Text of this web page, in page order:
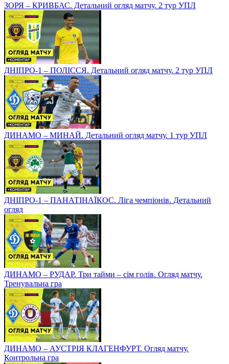
ЗОРЯ – КРИВБАС. Детальний огляд матчу. 2 тур УПЛ
ДНІПРО-1 – ПОЛІССЯ. Детальний огляд матчу. 2 тур УПЛ
ДИНАМО – МИНАЙ. Детальний огляд матчу. 1 тур УПЛ
ДНІПРО-1 – ПАНАТІНАЇКОС. Ліга чемпіонів. Детальний
огляд
ДИНАМО – РУДАР. Три тайми – сім голів. Огляд матчу.
Тренувальна гра
ДИНАМО – АУСТРІЯ КЛАГЕНФУРТ. Огляд матчу.
Контрольна гра